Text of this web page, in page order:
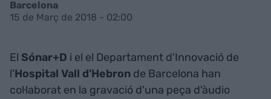
Barcelona
15 de Març de 2018 - 02:00
El Sónar+D i el el Departament d'Innovació de
l'Hospital Vall d'Hebron de Barcelona han
col·laborat en la gravació d'una peça d'àudio